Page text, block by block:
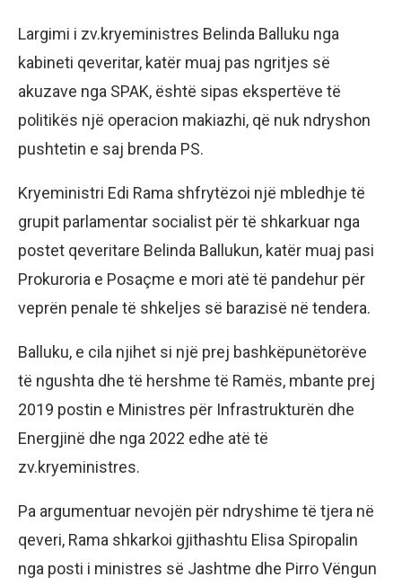
Largimi i zv.kryeministres Belinda Balluku nga
kabineti qeveritar, katër muaj pas ngritjes së
akuzave nga SPAK, është sipas ekspertëve të
politikës një operacion makiazhi, që nuk ndryshon
pushtetin e saj brenda PS.
Kryeministri Edi Rama shfrytëzoi një mbledhje të
grupit parlamentar socialist për të shkarkuar nga
postet qeveritare Belinda Ballukun, katër muaj pasi
Prokuroria e Posaçme e mori atë të pandehur për
veprën penale të shkeljes së barazisë në tendera.
Balluku, e cila njihet si një prej bashkëpunëtorëve
të ngushta dhe të hershme të Ramës, mbante prej
2019 postin e Ministres për Infrastrukturën dhe
Energjinë dhe nga 2022 edhe atë të
zv.kryeministres.
Pa argumentuar nevojën për ndryshime të tjera në
qeveri, Rama shkarkoi gjithashtu Elisa Spiropalin
nga posti i ministres së Jashtme dhe Pirro Vëngun